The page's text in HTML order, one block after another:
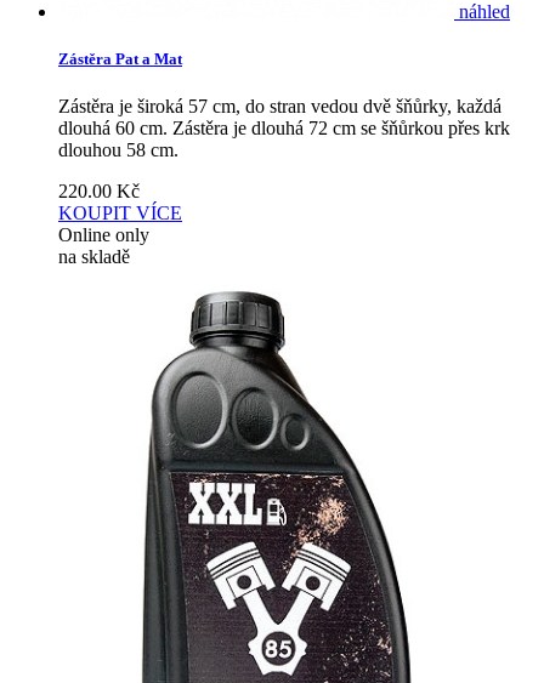
náhled
Zástěra Pat a Mat
Zástěra je široká 57 cm, do stran vedou dvě šňůrky, každá
dlouhá 60 cm. Zástěra je dlouhá 72 cm se šňůrkou přes krk
dlouhou 58 cm.
220.00 Kč
KOUPIT VÍCE
Online only
na skladě